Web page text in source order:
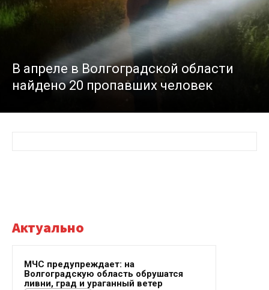
В апреле в Волгоградской области
найдено 20 пропавших человек
Актуально
МЧС предупреждает: на
Волгоградскую область обрушатся
ливни, град и ураганный ветер